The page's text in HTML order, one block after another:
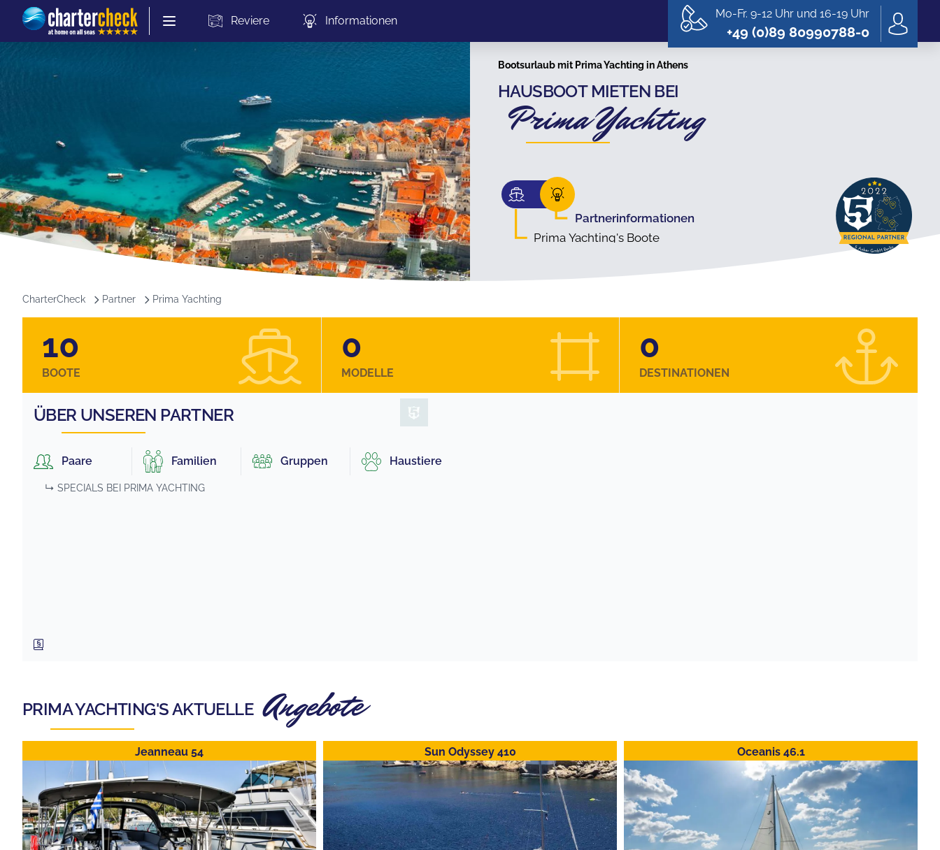
Chartercheck Reviere Informationen Mo-Fr. 9-12 Uhr und 16-19 Uhr
+49 (0)89 80990788-0
Bootsurlaub mit Prima Yachting in Athens
HAUSBOOT MIETEN BEI
Prima Yachting
Partnerinformationen
Prima Yachting's Boote
CharterCheck Partner Prima Yachting
10
BOOTE
0
MODELLE
0
DESTINATIONEN
ÜBER UNSEREN PARTNER
Paare Familien Gruppen Haustiere
↳ SPECIALS BEI PRIMA YACHTING
PRIMA YACHTING'S AKTUELLE Angebote
Jeanneau 54 Sun Odyssey 410 Oceanis 46.1